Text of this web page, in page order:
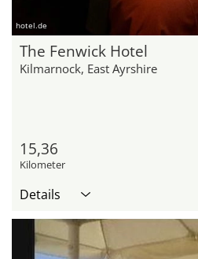
hotel.de
The Fenwick Hotel
Kilmarnock, East Ayrshire
15,36
Kilometer
Details